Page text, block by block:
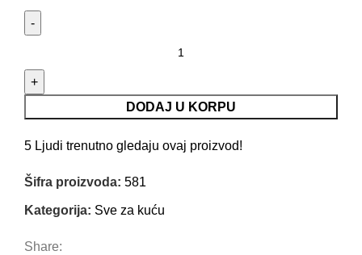
DODAJ U KORPU
5 Ljudi trenutno gledaju ovaj proizvod!
Šifra proizvoda: 581
Kategorija: Sve za kuću
Share: